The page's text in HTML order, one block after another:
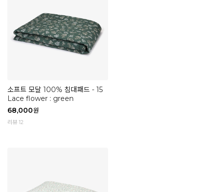
소프트 모달 100% 침대패드 - 15
Lace flower : green
68,000원
리뷰 12